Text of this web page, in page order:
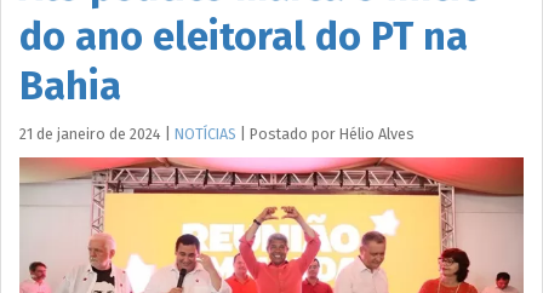
do ano eleitoral do PT na
Bahia
21 de janeiro de 2024 NOTÍCIAS Postado por Hélio Alves